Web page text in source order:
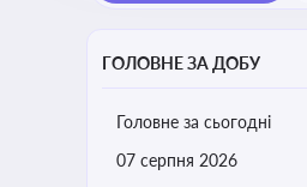
ГОЛОВНЕ ЗА ДОБУ
Головне за сьогодні
07 серпня 2026